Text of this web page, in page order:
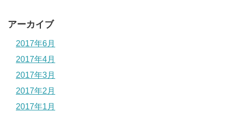
アーカイブ
2017年6月
2017年4月
2017年3月
2017年2月
2017年1月